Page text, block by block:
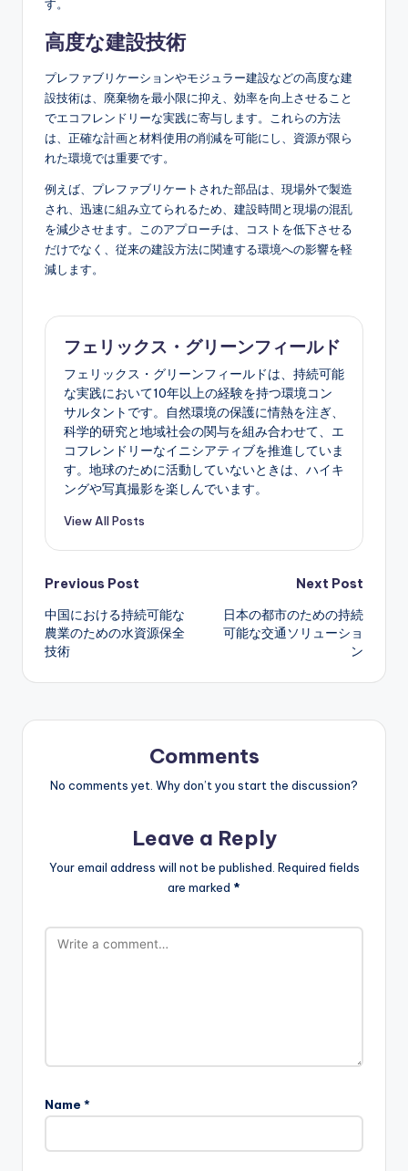
す。
高度な建設技術
プレファブリケーションやモジュラー建設などの高度な建
設技術は、廃棄物を最小限に抑え、効率を向上させること
でエコフレンドリーな実践に寄与します。これらの方法
は、正確な計画と材料使用の削減を可能にし、資源が限ら
れた環境では重要です。
例えば、プレファブリケートされた部品は、現場外で製造
され、迅速に組み立てられるため、建設時間と現場の混乱
を減少させます。このアプローチは、コストを低下させる
だけでなく、従来の建設方法に関連する環境への影響を軽
減します。
フェリックス・グリーンフィールド
フェリックス・グリーンフィールドは、持続可能
な実践において10年以上の経験を持つ環境コン
サルタントです。自然環境の保護に情熱を注ぎ、
科学的研究と地域社会の関与を組み合わせて、エ
コフレンドリーなイニシアティブを推進していま
す。地球のために活動していないときは、ハイキ
ングや写真撮影を楽しんでいます。
View All Posts
Post
navigation
Previous Post
中国における持続可能な
農業のための水資源保全
技術
Next Post
日本の都市のための持続
可能な交通ソリューショ
ン
Comments
No comments yet. Why don’t you start the discussion?
Leave a Reply
Your email address will not be published. Required fields
are marked *
Name *